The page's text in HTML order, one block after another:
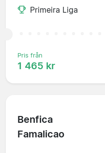
Primeira Liga
Pris från
1 465 kr
Benfica
Famalicao